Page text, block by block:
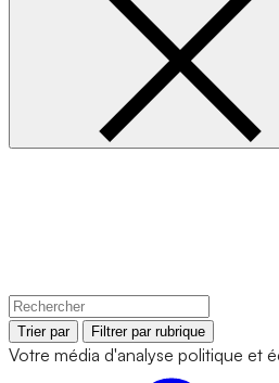
Trier par Filtrer par rubrique
Votre média d'analyse politique et